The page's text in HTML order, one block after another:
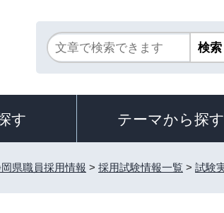
す テーマから探す
県職員採用情報 > 採用試験情報一覧 > 試験